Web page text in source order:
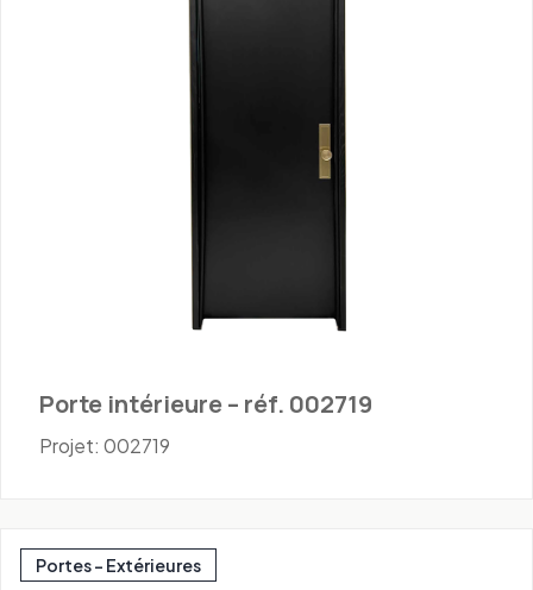
Porte intérieure – réf. 002719
Projet: 002719
Portes - Extérieures